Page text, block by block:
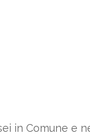
in Comune e